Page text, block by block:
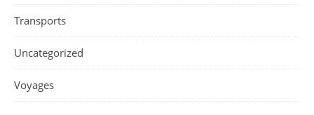
Transports
Uncategorized
Voyages